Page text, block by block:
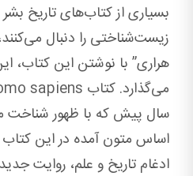
بسیاری از کتاب‌های تاریخ
زیست‌شناختی را دنبال
هراری” با نوشتن این کتاب،
سال پیش که با ظهور شناخت
ادغام تاریخ و علم، روایت